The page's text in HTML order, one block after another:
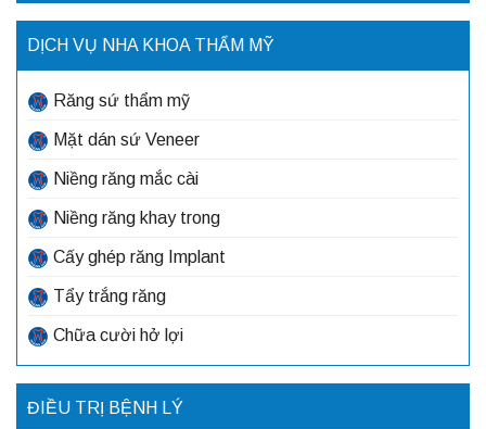
DỊCH VỤ NHA KHOA THẨM MỸ
Răng sứ thẩm mỹ
Mặt dán sứ Veneer
Niềng răng mắc cài
Niềng răng khay trong
Cấy ghép răng Implant
Tẩy trắng răng
Chữa cười hở lợi
ĐIỀU TRỊ BỆNH LÝ